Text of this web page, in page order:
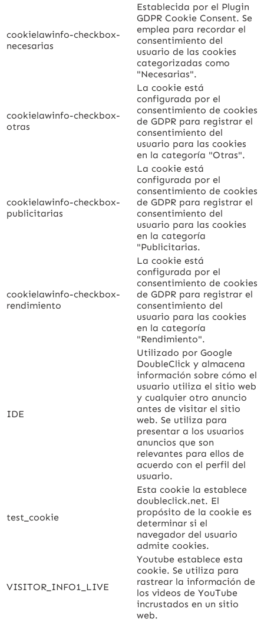
cookielawinfo-checkbox-
necesarias
Establecida por el Plugin
GDPR Cookie Consent. Se
emplea para recordar el
consentimiento del
usuario de las cookies
categorizadas como
"Necesarias".
cookielawinfo-checkbox-
otras
La cookie está
configurada por el
consentimiento de cookies
de GDPR para registrar el
consentimiento del
usuario para las cookies
en la categoría "Otras".
cookielawinfo-checkbox-
publicitarias
La cookie está
configurada por el
consentimiento de cookies
de GDPR para registrar el
consentimiento del
usuario para las cookies
en la categoría
"Publicitarias.
cookielawinfo-checkbox-
rendimiento
La cookie está
configurada por el
consentimiento de cookies
de GDPR para registrar el
consentimiento del
usuario para las cookies
en la categoría
"Rendimiento".
IDE
Utilizado por Google
DoubleClick y almacena
información sobre cómo el
usuario utiliza el sitio web
y cualquier otro anuncio
antes de visitar el sitio
web. Se utiliza para
presentar a los usuarios
anuncios que son
relevantes para ellos de
acuerdo con el perfil del
usuario.
test_cookie
Esta cookie la establece
doubleclick.net. El
propósito de la cookie es
determinar si el
navegador del usuario
admite cookies.
VISITOR_INFO1_LIVE
Youtube establece esta
cookie. Se utiliza para
rastrear la información de
los videos de YouTube
incrustados en un sitio
web.